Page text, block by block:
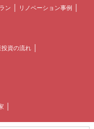
ン
リノベーション事例
投資の流れ